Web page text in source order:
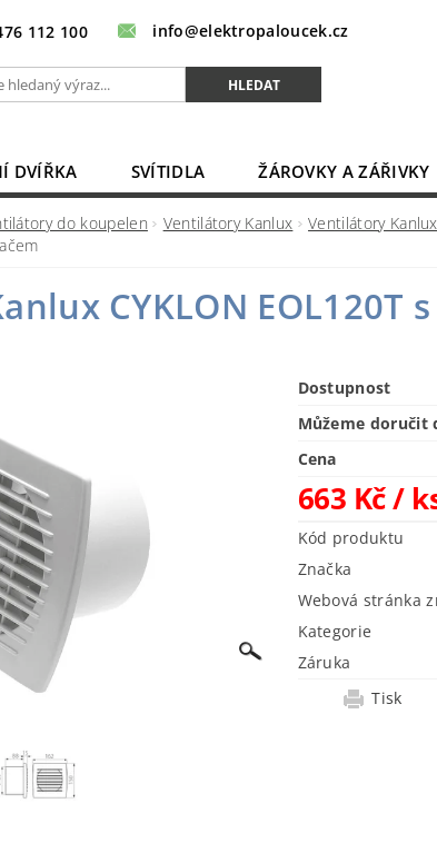
112 100 info@elektropaloucek.cz
DVÍŘKA SVÍTIDLA ŽÁROVKY A ZÁŘIVKY
ZDROJE
do koupelen Ventilátory Kanlux Ventilátory
CYKLON EOL120T
Dostupnost
Můžeme doručit
Cena
663 Kč/
Kód produktu
Značka
Webová stránka
Kategorie
Záruka
Tisk